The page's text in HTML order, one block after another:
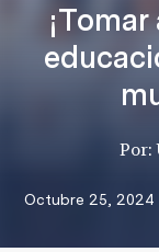
Por:
Octubre 25, 2024